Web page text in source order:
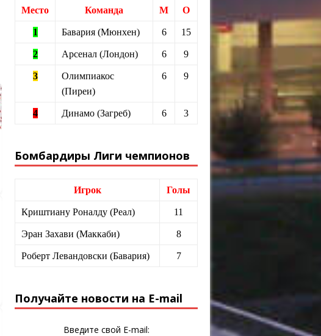
Место Команда М О
1 Бавария (Мюнхен) 6 15
2 Арсенал (Лондон) 6 9
3
Олимпиакос
(Пиреи)
6 9
4 Динамо (Загреб) 6 3
Бомбардиры Лиги чемпионов
Игрок Голы
Криштиану Роналду (Реал) 11
Эран Захави (Маккаби) 8
Роберт Левандовски (Бавария) 7
Получайте новости на E-mail
Введите свой E-mail: